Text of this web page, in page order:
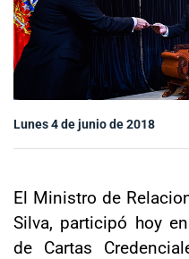
Sala de prensa
modo claro
Lunes 4 de junio de 2018
El Ministro de
Silva, participó hoy
de Cartas